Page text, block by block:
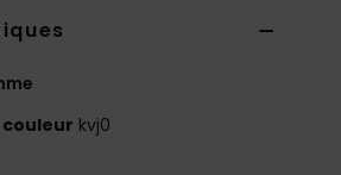
couleur kvj0